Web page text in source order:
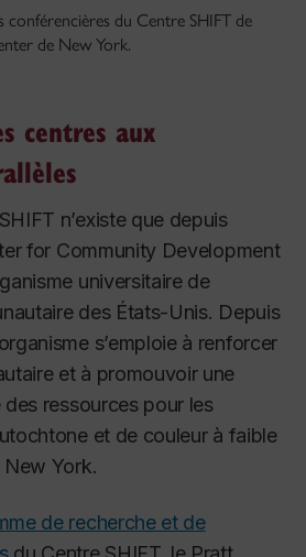
conférencières du Centre SHIFT de
de New York.
centres aux
n’existe que depuis
for Community Development
universitaire de
des États-Unis. Depuis
s’emploie à renforcer
et à promouvoir une
ressources pour les
et de couleur à faible
New York.
de recherche et de